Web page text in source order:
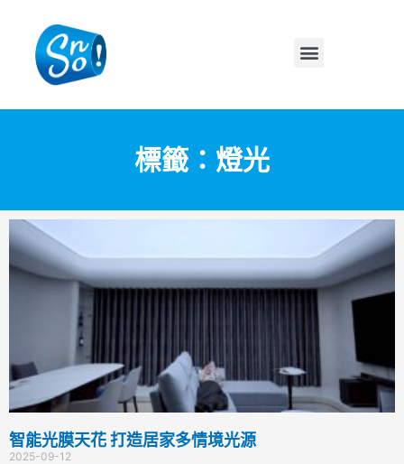
標籤：燈光
智能光膜天花 打造居家多情境光源
2025-09-12